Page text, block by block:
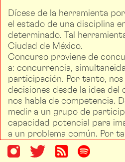
Dícese de la herramienta
el estado de una disciplina
determinado. Tal
Ciudad de México.
Concurso proviene de
a: concurrencia,
participación. Por tanto,
decisiones desde la idea
nos habla de competencia.
medir a un grupo de
capacidad potencial para
a un problema común. Por
concurso requiere de reglas,
participantes. Las reglas,